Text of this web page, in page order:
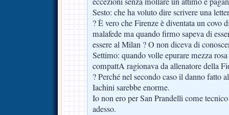
Sesto: che ha voluto dire scrivere una
? È vero che Firenze è diventata un covo
malafede ma quando firmo sapeva di
essere al Milan ? O non diceva di
Settimo: quando volle epurare mezza
compattA ragionava da allenatore della
? Perché nel secondo caso il danno fatto
Iachini sarebbe enorme.
Io non ero per San Prandelli come
adesso.